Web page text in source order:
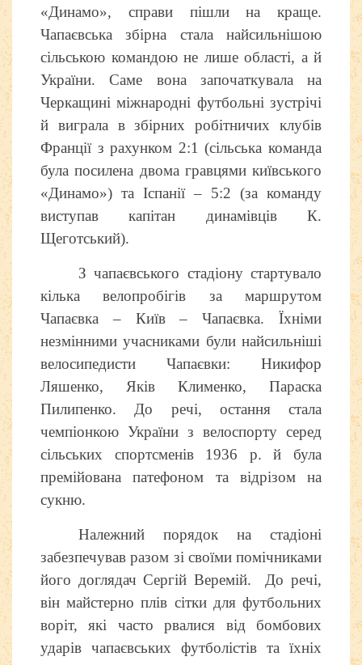
«Динамо», справи пішли на краще.
Чапаєвська збірна стала найсильнішою
сільською командою не лише області, а й
України. Саме вона започаткувала на
Черкащині міжнародні футбольні зустрічі
й виграла в збірних робітничих клубів
Франції з рахунком 2:1 (сільська команда
була посилена двома гравцями київського
«Динамо») та Іспанії – 5:2 (за команду
виступав капітан динамівців К.
Щеготський).
З чапаєвського стадіону стартувало
кілька велопробігів за маршрутом
Чапаєвка – Київ – Чапаєвка. Їхніми
незмінними учасниками були найсильніші
велосипедисти Чапаєвки: Никифор
Ляшенко, Яків Клименко, Параска
Пилипенко. До речі, остання стала
чемпіонкою України з велоспорту серед
сільських спортсменів 1936 р. й була
премійована патефоном та відрізом на
сукню.
Належний порядок на стадіоні
забезпечував разом зі своїми помічниками
його доглядач Сергій Веремій. До речі,
він майстерно плів сітки для футбольних
воріт, які часто рвалися від бомбових
ударів чапаєвських футболістів та їхніх